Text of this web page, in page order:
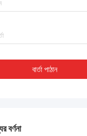
বার্তা পাঠান
বর্ণনা